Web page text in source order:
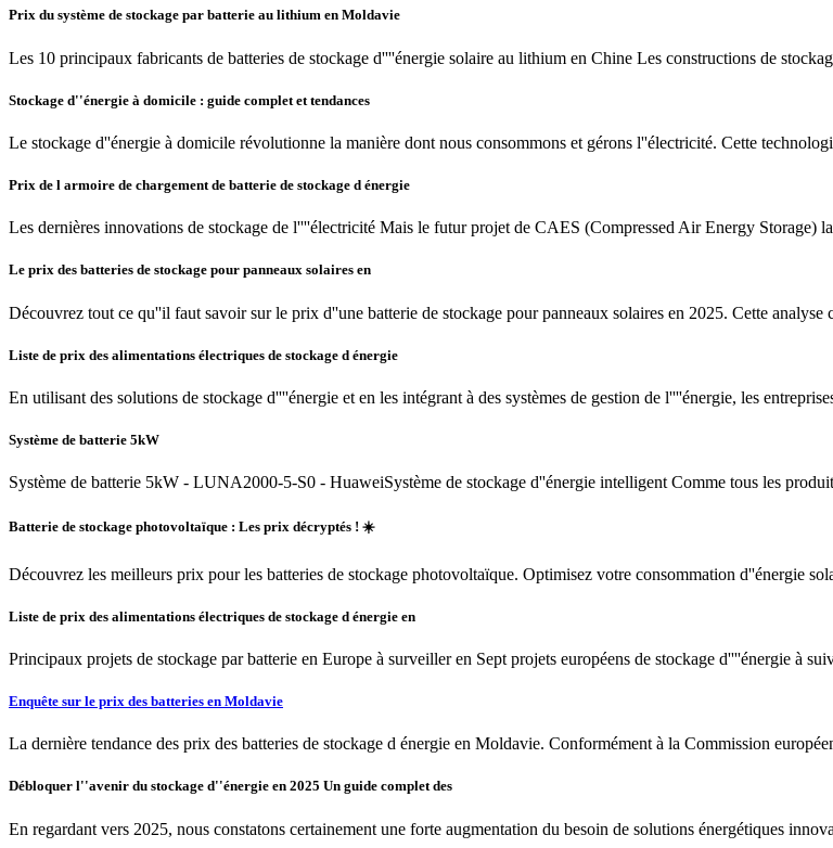
Prix du système de stockage par batterie au lithium en Moldavie
Les 10 principaux fabricants de batteries de stockage d''''énergie solaire au lithium en Chine Les constructions de
Stockage d''énergie à domicile : guide complet et tendances
Le stockage d''énergie à domicile révolutionne la manière dont nous consommons et gérons l''électricité. Cette
Prix de l armoire de chargement de batterie de stockage d énergie
Les dernières innovations de stockage de l''''électricité Mais le futur projet de CAES (Compressed Air Energy Storage)
Le prix des batteries de stockage pour panneaux solaires en
Découvrez tout ce qu''il faut savoir sur le prix d''une batterie de stockage pour panneaux solaires en 2025. Cette analyse
Liste de prix des alimentations électriques de stockage d énergie
En utilisant des solutions de stockage d''''énergie et en les intégrant à des systèmes de gestion de l''''énergie, les
Système de batterie 5kW
Système de batterie 5kW - LUNA2000-5-S0 - HuaweiSystème de stockage d''énergie intelligent Comme tous les
Batterie de stockage photovoltaïque : Les prix décryptés ! ☀️
Découvrez les meilleurs prix pour les batteries de stockage photovoltaïque. Optimisez votre consommation d''énergie
Liste de prix des alimentations électriques de stockage d énergie en
Principaux projets de stockage par batterie en Europe à surveiller en Sept projets européens de stockage d''''énergie à
Enquête sur le prix des batteries en Moldavie
La dernière tendance des prix des batteries de stockage d énergie en Moldavie. Conformément à la Commission
Débloquer l''avenir du stockage d''énergie en 2025 Un guide complet des
En regardant vers 2025, nous constatons certainement une forte augmentation du besoin de solutions énergétiques